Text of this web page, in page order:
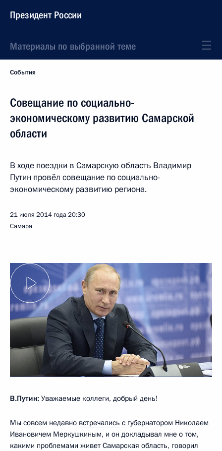
Президент России
Материалы по выбранной теме
События
Совещание по социально-
экономическому развитию Самарской
области
В ходе поездки в Самарскую область Владимир
Путин провёл совещание по социально-
экономическому развитию региона.
21 июля 2014 года20:30
Самара
В.Путин: Уважаемые коллеги, добрый день!
Мы совсем недавно встречались с губернатором Николаем
Ивановичем Меркушкиным, и он докладывал мне о том,
какими проблемами живет Самарская область, говорил